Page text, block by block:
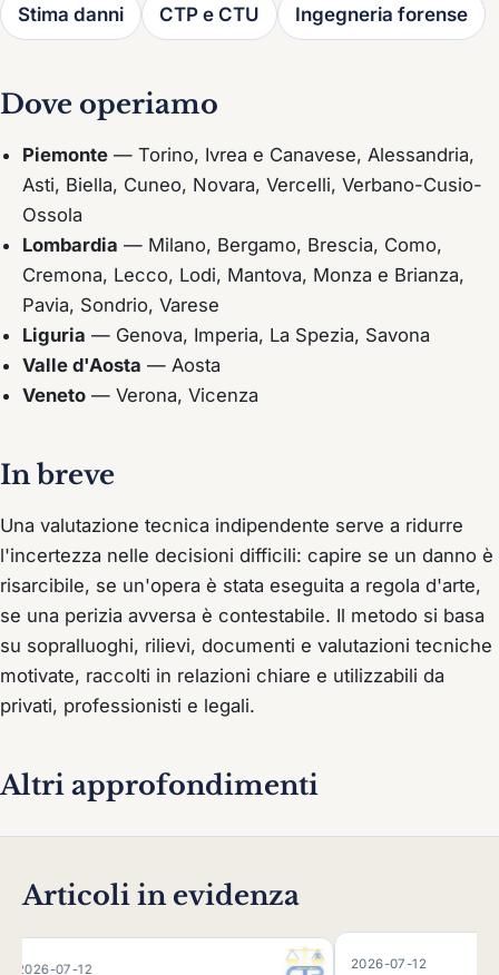
Stima danni CTP e CTU Ingegneria forense
Dove operiamo
Piemonte — Torino, Ivrea e Canavese, Alessandria,
Asti, Biella, Cuneo, Novara, Vercelli, Verbano-Cusio-
Ossola
Lombardia — Milano, Bergamo, Brescia, Como,
Cremona, Lecco, Lodi, Mantova, Monza e Brianza,
Pavia, Sondrio, Varese
Liguria — Genova, Imperia, La Spezia, Savona
Valle d'Aosta — Aosta
Veneto — Verona, Vicenza
In breve
Una valutazione tecnica indipendente serve a ridurre
l'incertezza nelle decisioni difficili: capire se un danno è
risarcibile, se un'opera è stata eseguita a regola d'arte,
se una perizia avversa è contestabile. Il metodo si basa
su sopralluoghi, rilievi, documenti e valutazioni tecniche
motivate, raccolti in relazioni chiare e utilizzabili da
privati, professionisti e legali.
Altri approfondimenti
Articoli in evidenza